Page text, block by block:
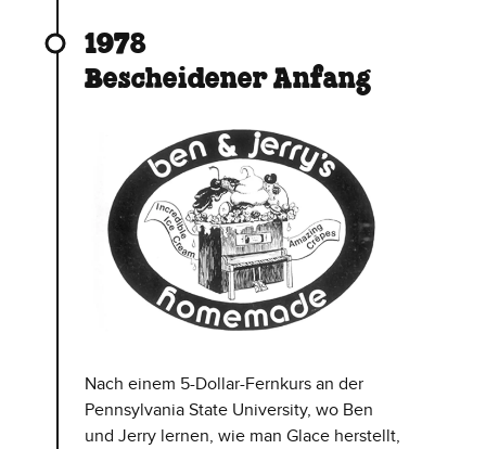
1978
Bescheidener Anfang
Nach einem 5-Dollar-Fernkurs an der
Pennsylvania State University, wo Ben
und Jerry lernen, wie man Glace herstellt,